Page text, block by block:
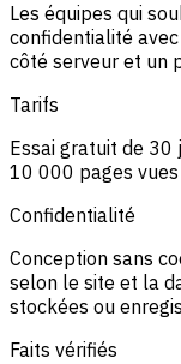
Les équipes qui
confidentialité
côté serveur et un
Tarifs
Essai gratuit de 30
10 000 pages
Confidentialité
Conception sans
selon le site et la
stockées ou
Faits vérifiés